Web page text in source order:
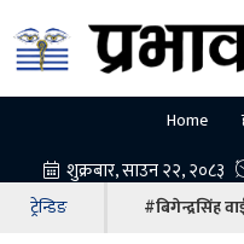
Home
ट्रेन्डिङ #बिगेन्द्रसिंह